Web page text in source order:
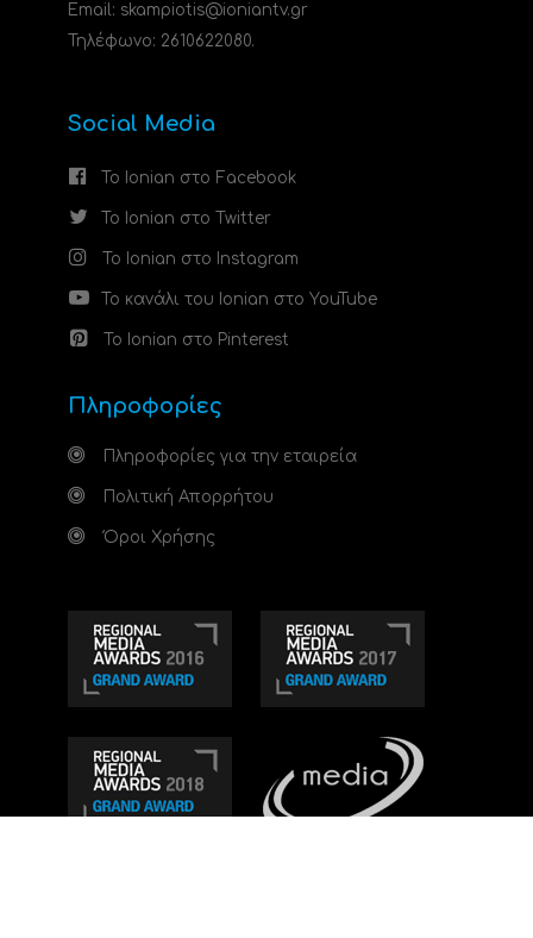
Email: skampiotis@ioniantv.gr
Τηλέφωνο: 2610622080.
Social Media
Το Ionian στο Facebook
Το Ionian στο Twitter
Το Ionian στο Instagram
Το κανάλι του Ionian στο YouTube
Το Ionian στο Pinterest
Πληροφορίες
Πληροφορίες για την εταιρεία
Πολιτική Απορρήτου
Όροι Χρήσης